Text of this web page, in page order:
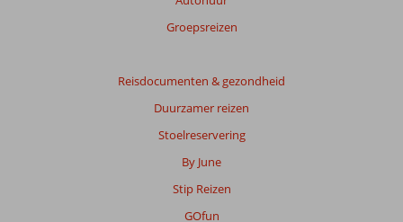
Groepsreizen
Reisdocumenten & gezondheid
Duurzamer reizen
Stoelreservering
By June
Stip Reizen
GOfun